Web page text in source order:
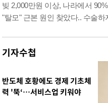
기자수첩
반도체 호황에도 경제 기초체
력 '뚝‘…서비스업 키워야